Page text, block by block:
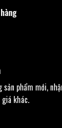
sản phẩm mới,
khác.